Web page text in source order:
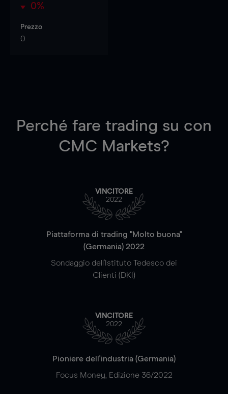
0%
Prezzo
0
Perché fare trading su con
CMC Markets?
VINCITORE
2022
Piattaforma di trading "Molto buona"
(Germania) 2022
Sondaggio dell'Istituto Tedesco dei
Clienti (DKI)
VINCITORE
2022
Pioniere dell'industria (Germania)
Focus Money, Edizione 36/2022